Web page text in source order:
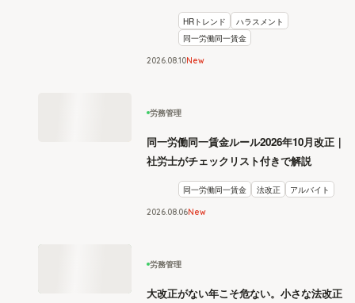
HRトレンド
ハラスメント
同一労働同一賃金
2026.0810New
労務管理
同一労働同一賃金ルール2026年10月改正｜
社労士がチェックリスト付きで解説
同一労働同一賃金 法改正 アルバイト
2026.08 06New
労務管理
大改正がない年こそ危ない。小さな法改正